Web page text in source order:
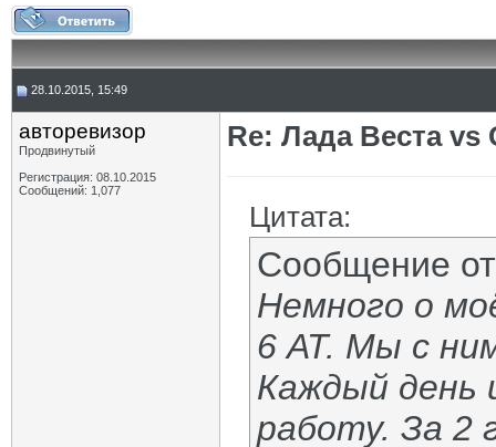
28.10.2015, 15:49
авторевизор
Продвинутый
Регистрация: 08.10.2015
Сообщений: 1,077
Re: Лада Веста vs
Цитата:
Сообщение
Немного о
6 АТ. Мы с
Каждый день
работу. За 2